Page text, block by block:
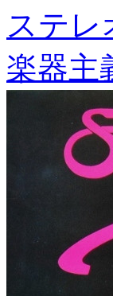
ステレ
楽器主